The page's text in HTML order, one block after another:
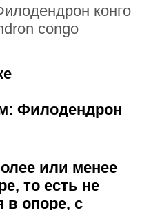
конго
congo
Филодендрон
или менее
то есть не
в опоре, с